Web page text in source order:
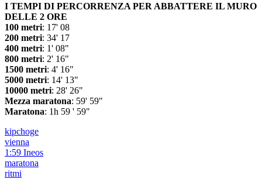
I TEMPI DI PERCORRENZA PER ABBATTERE IL MURO
DELLE 2 ORE
100 metri: 17' 08
200 metri: 34' 17
400 metri: 1' 08"
800 metri: 2' 16"
1500 metri: 4' 16"
5000 metri: 14' 13"
10000 metri: 28' 26"
Mezza maratona: 59' 59"
Maratona: 1h 59 ' 59"
kipchoge
vienna
1:59 Ineos
maratona
ritmi